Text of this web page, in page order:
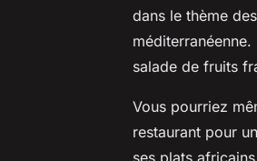
dans le thème
salade de fruits
Vous pourriez
restaurant pour
ses plats